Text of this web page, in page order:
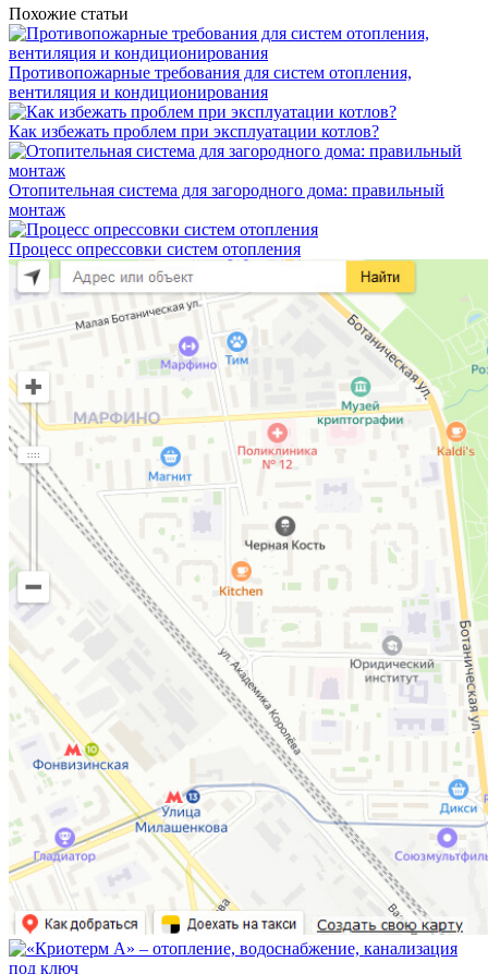
Похожие статьи
Противопожарные требования для систем отопления,
вентиляция и кондиционирования
Как избежать проблем при эксплуатации котлов?
Отопительная система для загородного дома: правильный
монтаж
Процесс опрессовки систем отопления